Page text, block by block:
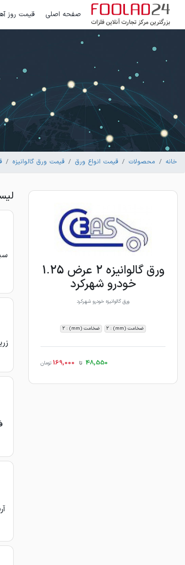
صفحه اصلی قیمت روز
خانه محصولات قیمت انواع ورق قیمت ورق گالوانیزه
ورق گالوانیزه 2 عرض 1.25
خودرو شهرکرد
ورق گالوانیزه خودرو شهرکرد
ضخامت (mm) : 2 ضخامت (mm) : 2
48,550 تا 169,000 تومان
لیست